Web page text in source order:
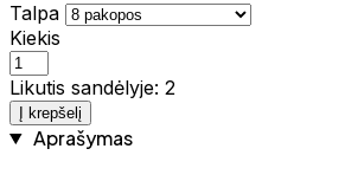
Talpa
Kiekis
Likutis sandėlyje: 2
Į krepšelį
Aprašymas